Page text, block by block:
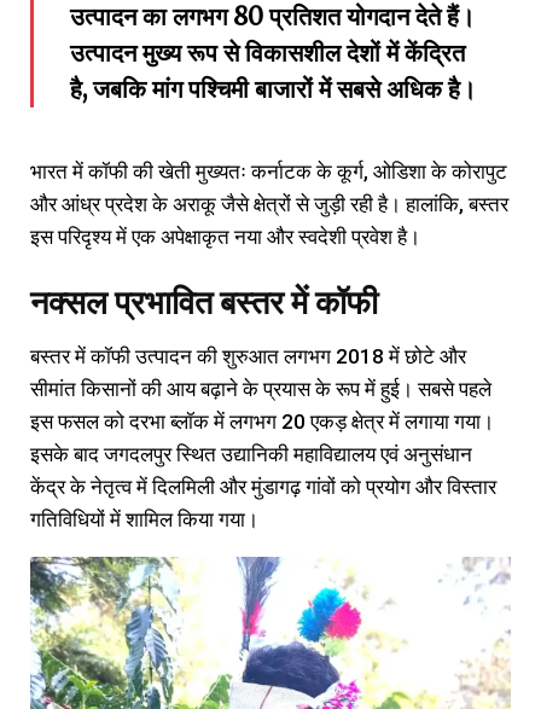
उत्पादन का लगभग 80 प्रतिशत योगदान देते हैं।
उत्पादन मुख्य रूप से विकासशील देशों में केंद्रित
है, जबकि मांग पश्चिमी बाजारों में सबसे अधिक है।
भारत में कॉफी की खेती मुख्यतः कर्नाटक के कूर्ग, ओडिशा के कोरापुट
और आंध्र प्रदेश के अराकू जैसे क्षेत्रों से जुड़ी रही है। हालांकि, बस्तर
इस परिदृश्य में एक अपेक्षाकृत नया और स्वदेशी प्रवेश है।
नक्सल प्रभावित बस्तर में कॉफी
बस्तर में कॉफी उत्पादन की शुरुआत लगभग 2018 में छोटे और
सीमांत किसानों की आय बढ़ाने के प्रयास के रूप में हुई। सबसे पहले
इस फसल को दरभा ब्लॉक में लगभग 20 एकड़ क्षेत्र में लगाया गया।
इसके बाद जगदलपुर स्थित उद्यानिकी महाविद्यालय एवं अनुसंधान
केंद्र के नेतृत्व में दिलमिली और मुंडागढ़ गांवों को प्रयोग और विस्तार
गतिविधियों में शामिल किया गया।